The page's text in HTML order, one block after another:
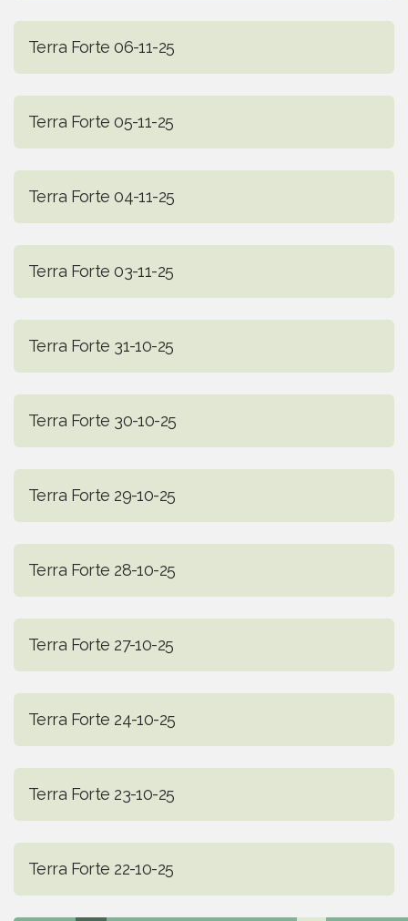
Terra Forte 06-11-25
Terra Forte 05-11-25
Terra Forte 04-11-25
Terra Forte 03-11-25
Terra Forte 31-10-25
Terra Forte 30-10-25
Terra Forte 29-10-25
Terra Forte 28-10-25
Terra Forte 27-10-25
Terra Forte 24-10-25
Terra Forte 23-10-25
Terra Forte 22-10-25